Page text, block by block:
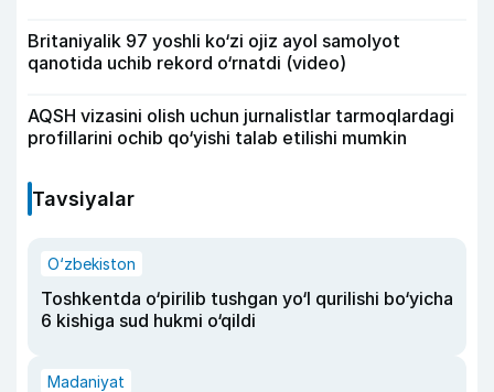
Britaniyalik 97 yoshli ko‘zi ojiz ayol samolyot
qanotida uchib rekord o‘rnatdi (video)
AQSH vizasini olish uchun jurnalistlar tarmoqlardagi
profillarini ochib qo‘yishi talab etilishi mumkin
Tavsiyalar
O‘zbekiston
Toshkentda o‘pirilib tushgan yo‘l qurilishi bo‘yicha
6 kishiga sud hukmi o‘qildi
Madaniyat